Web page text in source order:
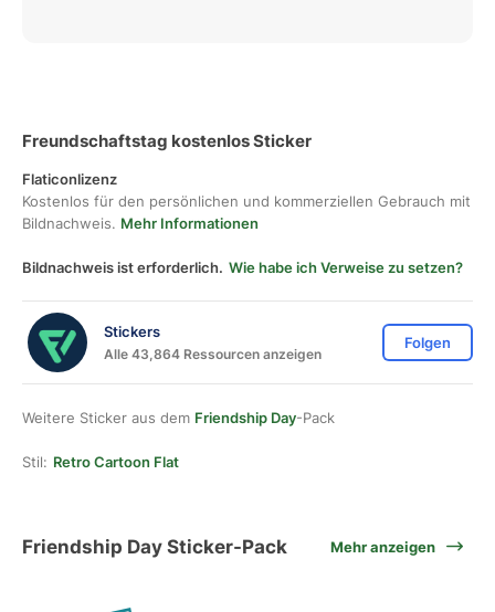
Freundschaftstag kostenlos Sticker
Flaticonlizenz
Kostenlos für den persönlichen und kommerziellen Gebrauch mit
Bildnachweis. Mehr Informationen
Bildnachweis ist erforderlich. Wie habe ich Verweise zu setzen?
Stickers
Alle 43,864 Ressourcen anzeigen
Folgen
Weitere Sticker aus dem Friendship Day-Pack
Stil: Retro Cartoon Flat
Friendship Day Sticker-Pack Mehr anzeigen